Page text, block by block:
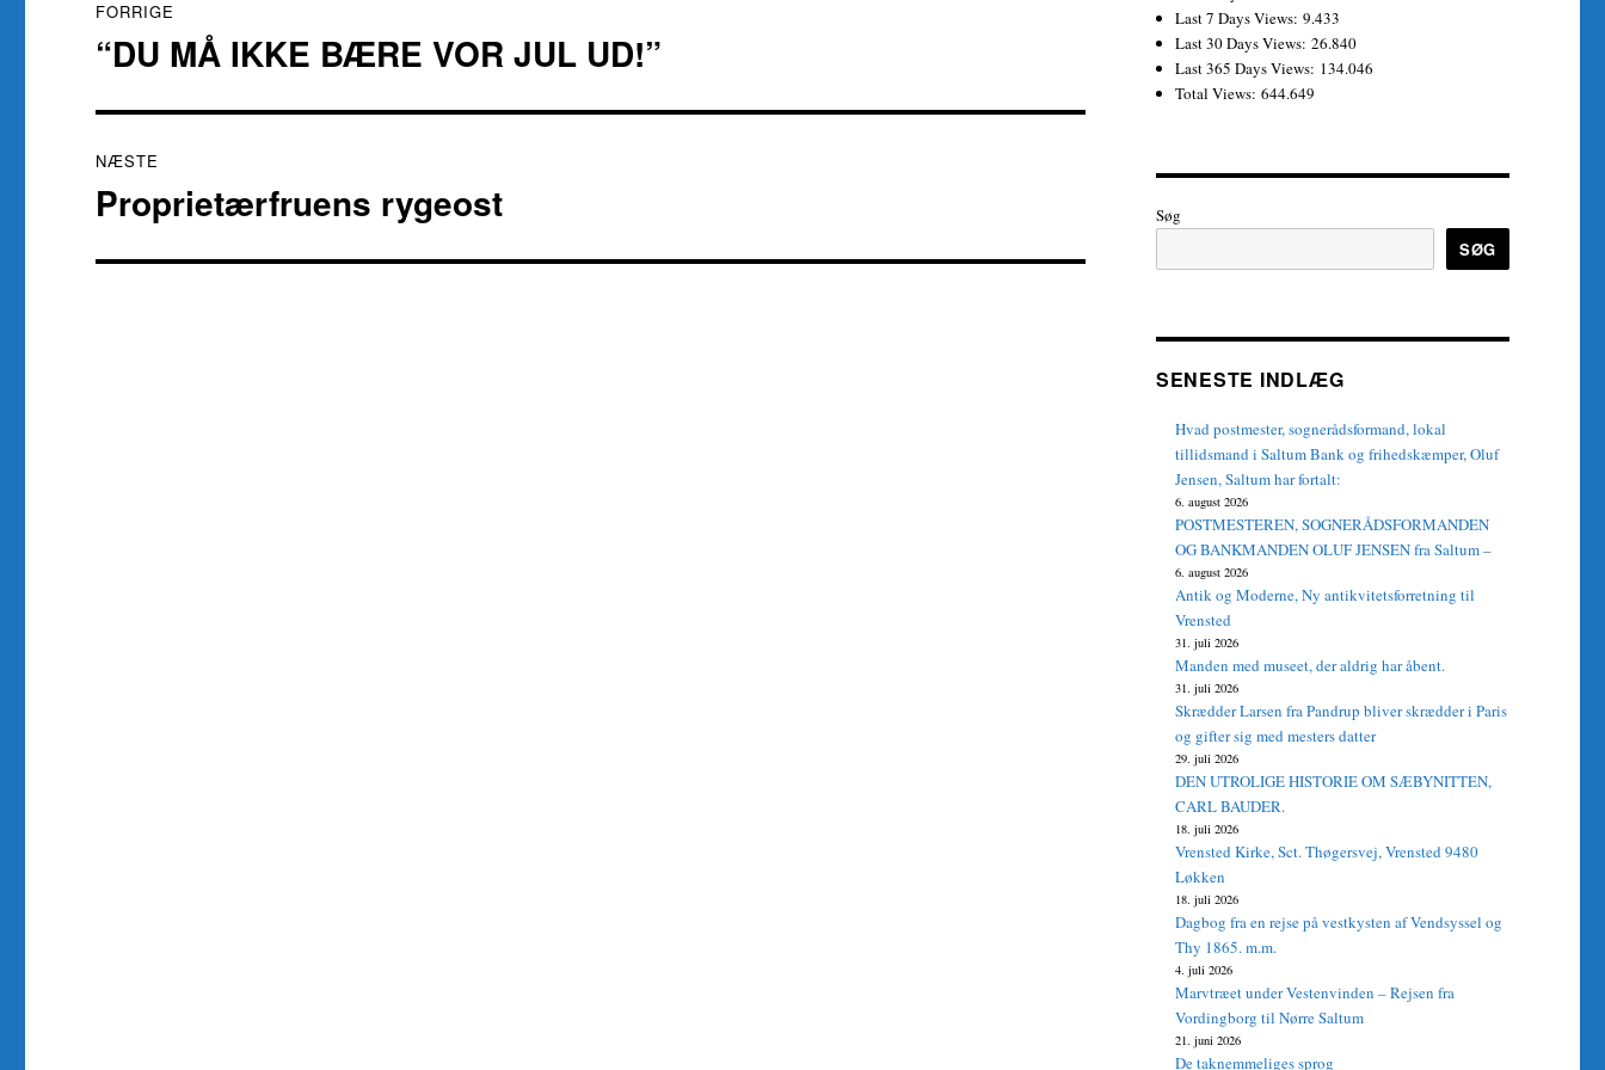
FORRIGE
Forrige
“DU MÅ IKKE BÆRE VOR JUL UD!”
NÆSTE
Næste
indlæg:
Proprietærfruens rygeost
Last 7 Days Views:9.433
Last 30 Days Views:26.840
Last 365 Days Views: 134.046
Total Views:644.649
Søg
SØG
SENESTE INDLÆG
Hvad postmester, sognerådsformand, lokal
tillidsmand i Saltum Bank og frihedskæmper, Oluf
Jensen, Saltum har fortalt:
6. august 2026
POSTMESTEREN, SOGNERÅDSFORMANDEN
OG BANKMANDEN OLUF JENSEN fra Saltum –
6. august 2026
Antik og Moderne, Ny antikvitetsforretning til
Vrensted
31. juli 2026
Manden med museet, der aldrig har åbent.
31. juli 2026
Skrædder Larsen fra Pandrup bliver skrædder i Paris
og gifter sig med mesters datter
29. juli 2026
DEN UTROLIGE HISTORIE OM SÆBYNITTEN,
CARL BAUDER.
18. juli 2026
Vrensted Kirke, Sct. Thøgersvej, Vrensted 9480
Løkken
18. juli 2026
Dagbog fra en rejse på vestkysten af Vendsyssel og
Thy 1865. m.m.
4. juli 2026
Marvtræet under Vestenvinden – Rejsen fra
Vordingborg til Nørre Saltum
21. juni 2026
De taknemmeliges sprog